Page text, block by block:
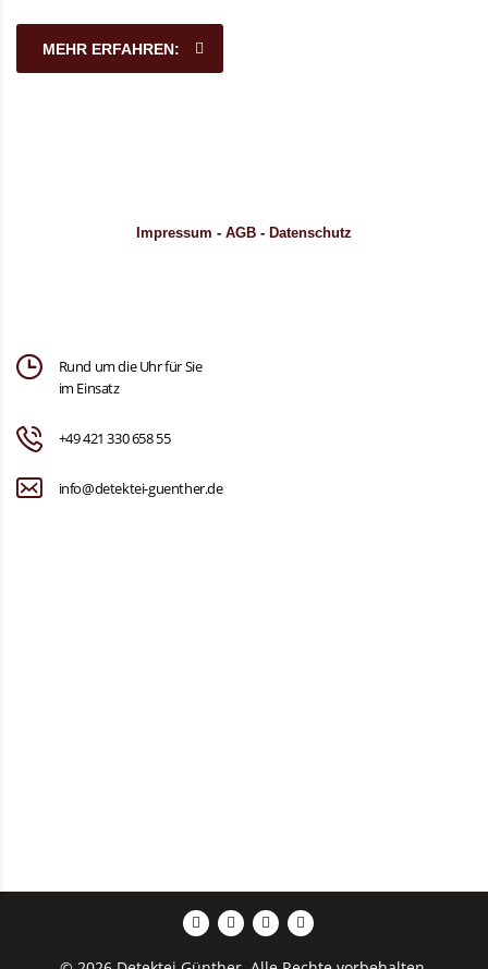
MEHR ERFAHREN:
Impressum - AGB - Datenschutz
Rund um die Uhr für Sie
im Einsatz
+49 421 330 658 55
info@detektei-guenther.de